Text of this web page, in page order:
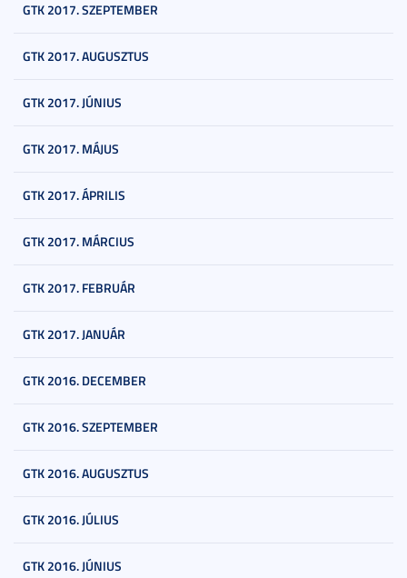
GTK 2017. SZEPTEMBER
GTK 2017. AUGUSZTUS
GTK 2017. JÚNIUS
GTK 2017. MÁJUS
GTK 2017. ÁPRILIS
GTK 2017. MÁRCIUS
GTK 2017. FEBRUÁR
GTK 2017. JANUÁR
GTK 2016. DECEMBER
GTK 2016. SZEPTEMBER
GTK 2016. AUGUSZTUS
GTK 2016. JÚLIUS
GTK 2016. JÚNIUS